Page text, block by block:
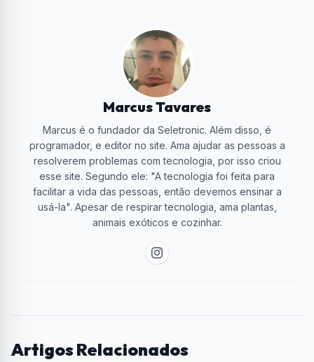
Marcus Tavares
Marcus é o fundador da Seletronic. Além disso, é
programador, e editor no site. Ama ajudar as pessoas a
resolverem problemas com tecnologia, por isso criou
esse site. Segundo ele: "A tecnologia foi feita para
facilitar a vida das pessoas, então devemos ensinar a
usá-la". Apesar de respirar tecnologia, ama plantas,
animais exóticos e cozinhar.
Artigos Relacionados